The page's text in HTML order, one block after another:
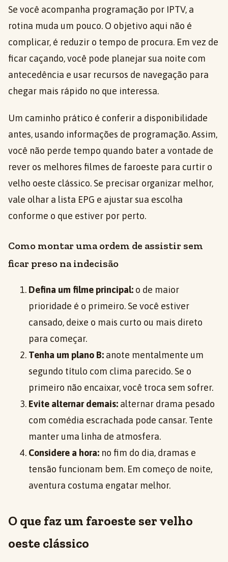
Se você acompanha programação por IPTV, a
rotina muda um pouco. O objetivo aqui não é
complicar, é reduzir o tempo de procura. Em vez de
ficar caçando, você pode planejar sua noite com
antecedência e usar recursos de navegação para
chegar mais rápido no que interessa.
Um caminho prático é conferir a disponibilidade
antes, usando informações de programação. Assim,
você não perde tempo quando bater a vontade de
rever os melhores filmes de faroeste para curtir o
velho oeste clássico. Se precisar organizar melhor,
vale olhar a lista EPG e ajustar sua escolha
conforme o que estiver por perto.
Como montar uma ordem de assistir sem
ficar preso na indecisão
Defina um filme principal: o de maior
prioridade é o primeiro. Se você estiver
cansado, deixe o mais curto ou mais direto
para começar.
Tenha um plano B: anote mentalmente um
segundo título com clima parecido. Se o
primeiro não encaixar, você troca sem sofrer.
Evite alternar demais: alternar drama pesado
com comédia escrachada pode cansar. Tente
manter uma linha de atmosfera.
Considere a hora: no fim do dia, dramas e
tensão funcionam bem. Em começo de noite,
aventura costuma engatar melhor.
O que faz um faroeste ser velho
oeste clássico